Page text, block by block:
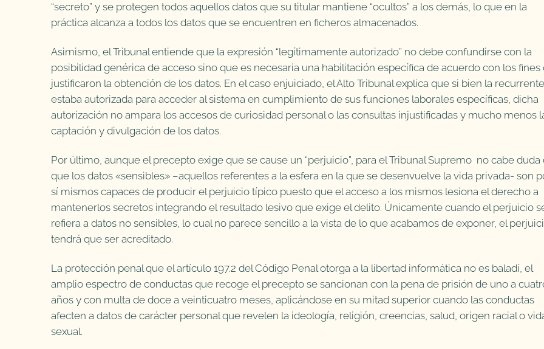
“secreto” y se protegen todos aquellos datos que su titular mantiene “ocultos” a los demás, lo que en la
práctica alcanza a todos los datos que se encuentren en ficheros almacenados.
Asimismo, el Tribunal entiende que la expresión “legítimamente autorizado” no debe confundirse con la
posibilidad genérica de acceso sino que es necesaria una habilitación específica de acuerdo con los fines
justificaron la obtención de los datos. En el caso enjuiciado, el Alto Tribunal explica que si bien la recurrente
estaba autorizada para acceder al sistema en cumplimiento de sus funciones laborales específicas, dicha
autorización no ampara los accesos de curiosidad personal o las consultas injustificadas y mucho menos
captación y divulgación de los datos.
Por último, aunque el precepto exige que se cause un “perjuicio”, para el Tribunal Supremo no cabe duda
que los datos «sensibles» –aquellos referentes a la esfera en la que se desenvuelve la vida privada- son
sí mismos capaces de producir el perjuicio típico puesto que el acceso a los mismos lesiona el derecho a
mantenerlos secretos integrando el resultado lesivo que exige el delito. Únicamente cuando el perjuicio
refiera a datos no sensibles, lo cual no parece sencillo a la vista de lo que acabamos de exponer, el
tendrá que ser acreditado.
La protección penal que el artículo 197.2 del Código Penal otorga a la libertad informática no es baladí, el
amplio espectro de conductas que recoge el precepto se sancionan con la pena de prisión de uno a
años y con multa de doce a veinticuatro meses, aplicándose en su mitad superior cuando las conductas
afecten a datos de carácter personal que revelen la ideología, religión, creencias, salud, origen racial o
sexual.